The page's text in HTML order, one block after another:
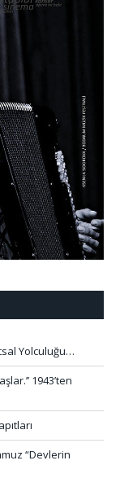
Yolculuğu…
1943’ten
“Devlerin